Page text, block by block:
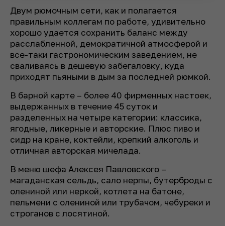
Двум рюмочным сети, как и полагается
правильным коллегам по работе, удивительно
хорошо удается сохранить баланс между
расслабленной, демократичной атмосферой и
все-таки гастрономическим заведением, не
сваливаясь в дешевую забегаловку, куда
приходят пьяными в дым за последней рюмкой.
В барной карте – более 40 фирменных настоек,
выдержанных в течение 45 суток и
разделенных на четыре категории: классика,
ягодные, ликерные и авторские. Плюс пиво и
сидр на кране, коктейли, крепкий алкоголь и
отличная авторская мичелада.
В меню шефа Алексея Павловского –
магаданская сельдь, сало нерпы, бутерброды с
олениной или неркой, котлета на батоне,
пельмени с олениной или трубачом, чебуреки и
строганов с лосятиной.